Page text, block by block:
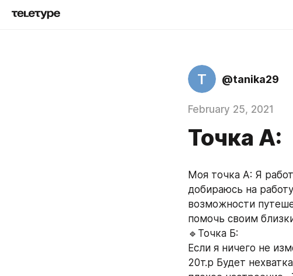
T @tanika29
February 25, 2021
Точка А:
Моя точка А: Я
добираюсь на
возможности
помочь своим
🔹️Точка Б:
Если я ничего не
20т.р Будет